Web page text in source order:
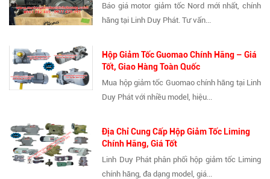
Báo giá motor giảm tốc Nord mới nhất, chính
hãng tại Linh Duy Phát. Tư vấn...
Hộp Giảm Tốc Guomao Chính Hãng – Giá
Tốt, Giao Hàng Toàn Quốc
Mua hộp giảm tốc Guomao chính hãng tại Linh
Duy Phát với nhiều model, hiệu...
Địa Chỉ Cung Cấp Hộp Giảm Tốc Liming
Chính Hãng, Giá Tốt
Linh Duy Phát phân phối hộp giảm tốc Liming
chính hãng, đa dạng model, giá...